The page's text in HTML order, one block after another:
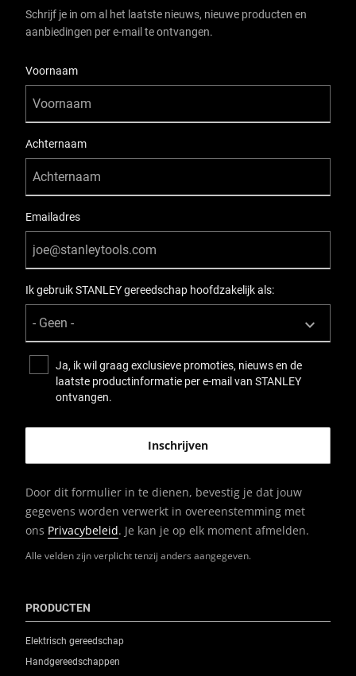
Alle velden zijn verplicht tenzij anders aangegeven.
Schrijf je in om al het laatste nieuws, nieuwe producten en
aanbiedingen per e-mail te ontvangen.
Voornaam
Achternaam
Emailadres
Ik gebruik STANLEY gereedschap hoofdzakelijk als:
Ja, ik wil graag exclusieve promoties, nieuws en de
laatste productinformatie per e-mail van STANLEY
ontvangen.
Door dit formulier in te dienen, bevestig je dat jouw
gegevens worden verwerkt in overeenstemming met
ons Privacybeleid. Je kan je op elk moment afmelden.
PRODUCTEN
Elektrisch gereedschap
Handgereedschappen